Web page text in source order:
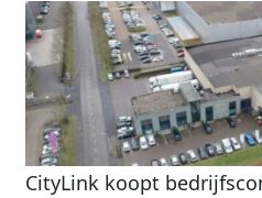
CityLink koopt